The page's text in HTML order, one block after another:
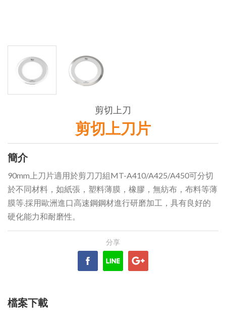
剪切上刀
剪切上刀片
簡介
90mm上刀片適用於剪刀刀組MT-A410/A425/A450可分切
於不同材料，如紙張，塑料薄膜，橡膠，無紡布，布料等薄
膜等.採用歐洲進口高速鋼鋼材進行研磨加工，具有良好的
硬化能力和耐磨性。
檔案下載